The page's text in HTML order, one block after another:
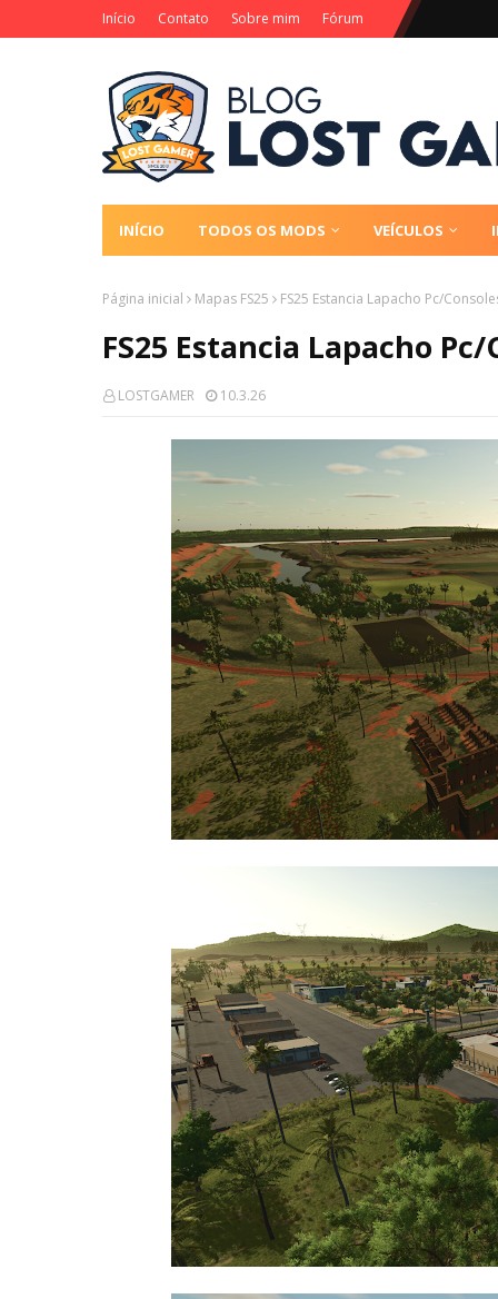
Início Contato Sobre mim Fórum
INÍCIO TODOS OS MODS VEÍCULOS
Página inicial Mapas FS25 FS25 Estancia Lapacho Pc/
FS25 Estancia Lapacho Pc/
LOSTGAMER 10.3.26